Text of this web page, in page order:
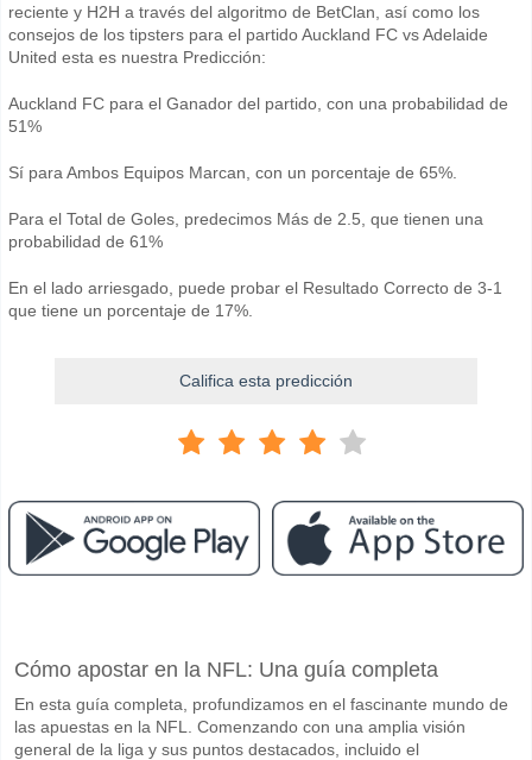
reciente y H2H a través del algoritmo de BetClan, así como los
consejos de los tipsters para el partido Auckland FC vs Adelaide
United esta es nuestra Predicción:
Auckland FC para el Ganador del partido, con una probabilidad de
51%
Sí para Ambos Equipos Marcan, con un porcentaje de 65%.
Para el Total de Goles, predecimos Más de 2.5, que tienen una
probabilidad de 61%
En el lado arriesgado, puede probar el Resultado Correcto de 3-1
que tiene un porcentaje de 17%.
Califica esta predicción
El partido entre Auckland FC v Adelaide United 09 May 2026 07:00.
Quién es el equipo favorito para ganar entre Auckland
Auckland FC para el Ganador del partido, con una probabilidad de
Cómo apostar en la NFL: Una guía completa
En esta guía completa, profundizamos en el fascinante mundo de
las apuestas en la NFL. Comenzando con una amplia visión
general de la liga y sus puntos destacados, incluido el